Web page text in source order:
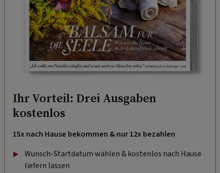
Ihr Vorteil: Drei Ausgaben
kostenlos
15x nach Hause bekommen & nur 12x bezahlen
Wunsch-Startdatum wählen & kostenlos nach Hause
liefern lassen